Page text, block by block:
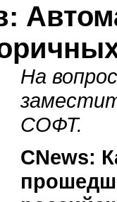
На
СОФТ.
CNews: